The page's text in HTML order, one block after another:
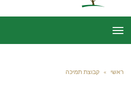
תפריט
ראשי » קבוצת תמיכה